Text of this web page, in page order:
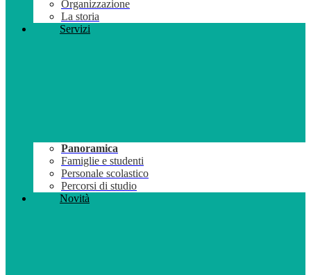
Organizzazione
La storia
Servizi
Panoramica
Famiglie e studenti
Personale scolastico
Percorsi di studio
Novità